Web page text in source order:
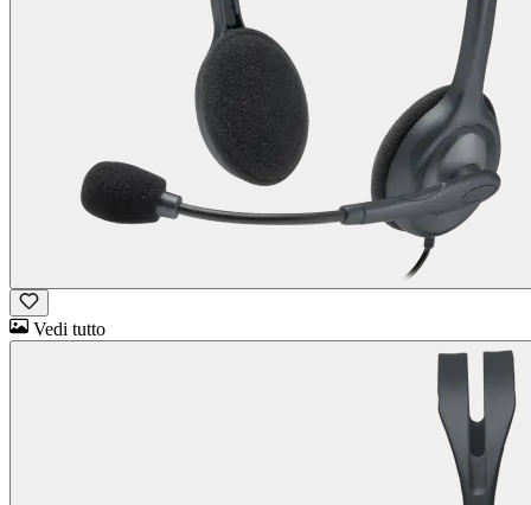
Vedi tutto